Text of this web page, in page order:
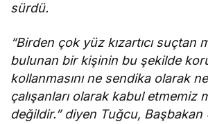
sürdü.
“Birden çok yüz kızartıcı suçtan
bulunan bir kişinin bu şekilde
kollanmasını ne sendika olarak
çalışanları olarak kabul etmemiz
değildir.” diyen Tuğcu, Başbakan